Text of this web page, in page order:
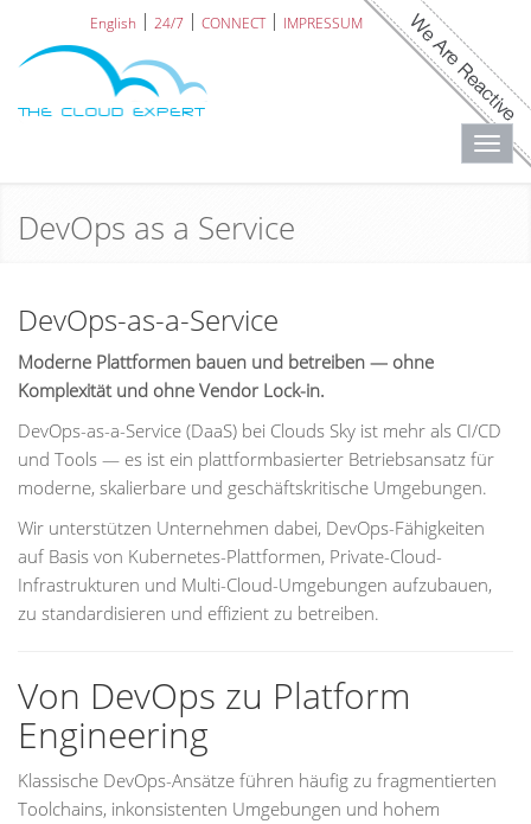
English 24/7 CONNECT IMPRESSUM
DevOps as a Service
DevOps-as-a-Service
Moderne Plattformen bauen und betreiben — ohne
Komplexität und ohne Vendor Lock-in.
DevOps-as-a-Service (DaaS) bei Clouds Sky ist mehr als CI/CD
und Tools — es ist ein plattformbasierter Betriebsansatz für
moderne, skalierbare und geschäftskritische Umgebungen.
Wir unterstützen Unternehmen dabei, DevOps-Fähigkeiten
auf Basis von Kubernetes-Plattformen, Private-Cloud-
Infrastrukturen und Multi-Cloud-Umgebungen aufzubauen,
zu standardisieren und effizient zu betreiben.
Von DevOps zu Platform
Engineering
Klassische DevOps-Ansätze führen häufig zu fragmentierten
Toolchains, inkonsistenten Umgebungen und hohem